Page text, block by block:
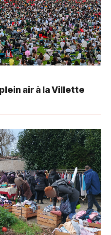
air à la Villette